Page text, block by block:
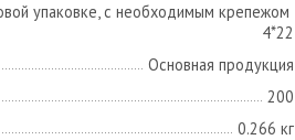
упаковке, с необходимым крепежом
4*22
Основная продукция
200
0.266 кг